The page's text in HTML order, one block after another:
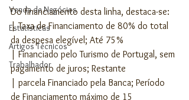
Venda de Negócios
Estatísticas
Artigos Técnicos
Trabalhador
Do financiamento desta linha, destaca-se:
| Taxa de Financiamento de 80% do total
da despesa elegível; Até 75%
| Financiado pelo Turismo de Portugal, sem
pagamento de juros; Restante
| parcela Financiado pela Banca; Período
de Financiamento máximo de 15